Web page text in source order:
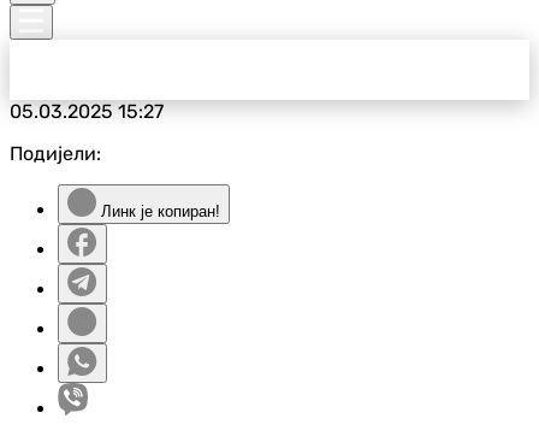
05.03.202515:27
Подијели:
Линк је копиран!